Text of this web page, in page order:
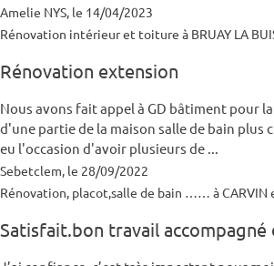
Calais
Amelie NYS, le 14/04/2023
Rénovation intérieur et toiture à BRUAY LA
Rénovation extension
Nous avons fait appel à GD bâtiment pour
d'une partie de la maison salle de bain plus
eu l'occasion d'avoir plusieurs de ...
Sebetclem, le 28/09/2022
Rénovation, placot,salle de bain …… à CARVIN
Satisfait.bon travail accompagné